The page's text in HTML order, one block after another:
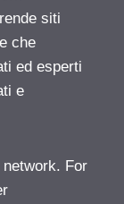
siti
che
ed esperti
e
For